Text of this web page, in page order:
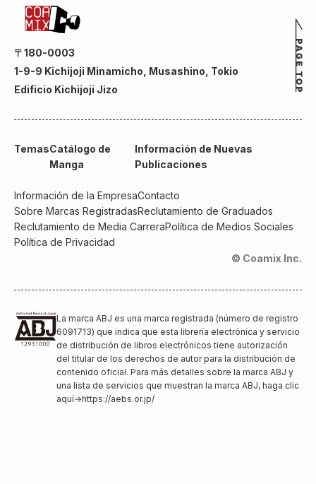
〒180-0003
1-9-9 Kichijoji Minamicho, Musashino, Tokio
Edificio Kichijoji Jizo
TemasCatálogo de
Manga
Información de Nuevas
Publicaciones
Información de la EmpresaContacto
Sobre Marcas RegistradasReclutamiento de Graduados
Reclutamiento de Media CarreraPolítica de Medios Sociales
Política de Privacidad
© Coamix Inc.
La marca ABJ es una marca registrada (número de registro
6091713) que indica que esta librería electrónica y servicio
de distribución de libros electrónicos tiene autorización
del titular de los derechos de autor para la distribución de
contenido oficial. Para más detalles sobre la marca ABJ y
una lista de servicios que muestran la marca ABJ, haga clic
aquí→https://aebs.or.jp/